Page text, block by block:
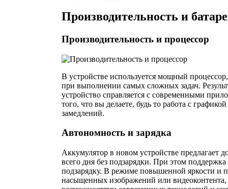
Производительность и
Производительность и процессор
В устройстве используется мощный
при выполнении самых сложных задач.
устройство справляется с современными
того, что вы делаете, будь то работа с
замедлений.
Автономность и зарядка
Аккумулятор в новом устройстве предлагает
всего дня без подзарядки. При этом
подзарядку. В режиме повышенной яркости и
насыщенных изображений или видеоконтента,